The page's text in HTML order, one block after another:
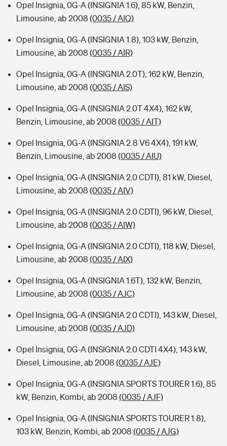
Sie haben Fragen?
Zur Übersicht
Tools
Kinderunfall-Check: Mehr Sicherheit für deine Kids
Typklassen: So ist Ihr Auto eingestuft
Sie haben Fragen?
Opel Insignia, 0G-A (INSIGNIA 1.6), 85 kW, Benzin,
Limousine, ab 2008 (0035 / AIQ)
Opel Insignia, 0G-A (INSIGNIA 1.8), 103 kW, Benzin,
Limousine, ab 2008 (0035 / AIR)
Opel Insignia, 0G-A (INSIGNIA 2.0T), 162 kW, Benzin,
Limousine, ab 2008 (0035 / AIS)
Opel Insignia, 0G-A (INSIGNIA 2.0T 4X4), 162 kW,
Benzin, Limousine, ab 2008 (0035 / AIT)
Opel Insignia, 0G-A (INSIGNIA 2.8 V6 4X4), 191 kW,
Benzin, Limousine, ab 2008 (0035 / AIU)
Opel Insignia, 0G-A (INSIGNIA 2.0 CDTI), 81 kW, Diesel,
Limousine, ab 2008 (0035 / AIV)
Opel Insignia, 0G-A (INSIGNIA 2.0 CDTI), 96 kW, Diesel,
Limousine, ab 2008 (0035 / AIW)
Opel Insignia, 0G-A (INSIGNIA 2.0 CDTI), 118 kW, Diesel,
Limousine, ab 2008 (0035 / AIX)
Opel Insignia, 0G-A (INSIGNIA 1.6T), 132 kW, Benzin,
Limousine, ab 2008 (0035 / AJC)
Opel Insignia, 0G-A (INSIGNIA 2.0 CDTI), 143 kW, Diesel,
Limousine, ab 2008 (0035 / AJD)
Opel Insignia, 0G-A (INSIGNIA 2.0 CDTI 4X4), 143 kW,
Diesel, Limousine, ab 2008 (0035 / AJE)
Opel Insignia, 0G-A (INSIGNIA SPORTS TOURER 1.6), 85
kW, Benzin, Kombi, ab 2008 (0035 / AJF)
Opel Insignia, 0G-A (INSIGNIA SPORTS TOURER 1.8),
103 kW, Benzin, Kombi, ab 2008 (0035 / AJG)